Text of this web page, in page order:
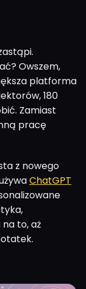
Owszem,
platforma
180
Zamiast
pracę
z nowego
ChatGPT
to, aż